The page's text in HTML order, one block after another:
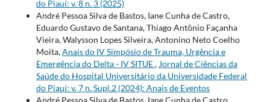
do Piauí: v. 8 n. 3 (2025)
André Pessoa Silva de Bastos, Iane Cunha de Castro,
Eduardo Gustavo de Santana, Thiago Antônio Façanha
Vieira, Walysson Lopes Silveira, Antonino Neto Coelho
Moita,Anais do IV Simpósio de Trauma, Urgência e
Emergência do Delta - IV SITUE, Jornal de Ciências da
Saúde do Hospital Universitário da Universidade Federal
do Piauí: v. 7 n. Supl.2 (2024): Anais de Eventos